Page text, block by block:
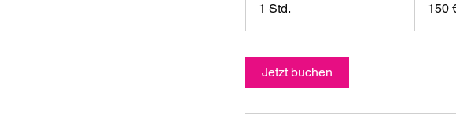
1 Std.
S
d
150
Jetzt buchen